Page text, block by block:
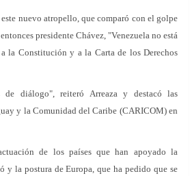
nuevo atropello, que comparó con el golpe
presidente Chávez, "Venezuela no está
la Constitución y a la Carta de los Derechos
de diálogo", reiteró Arreaza y destacó las
y la Comunidad del Caribe (CARICOM) en
de los países que han apoyado la
y la postura de Europa, que ha pedido que se